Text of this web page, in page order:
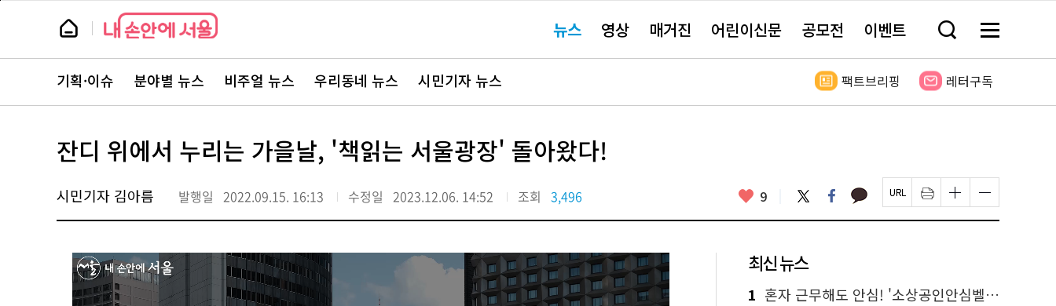
본
뉴
스 요뉴스 영상 매거진 어린이신문 공모전 이벤트 검
창
기
메
전
보
뉴
스
주
서
바
로
기획·이슈 분야별 뉴스 비주얼 뉴스 우리동네 뉴스 시민기자 뉴스 팩트브리핑 레터구독
잔디 위에서 누리는 가을날, '책읽는 서울광장' 돌아왔다!
시민기자 김아름 발행일 2022.09.15. 16:13 수정일 2023.12.06. 14:52 조회 3,496 좋
요
9 트
위
터
페
이
스
카
카 페
이
지
인
쇄
하
글
자
크
하
기
글
자
크
하
기
최신 뉴스
1 혼자 근무해도 안심! '소상공인안심벨' 신청하세요
페